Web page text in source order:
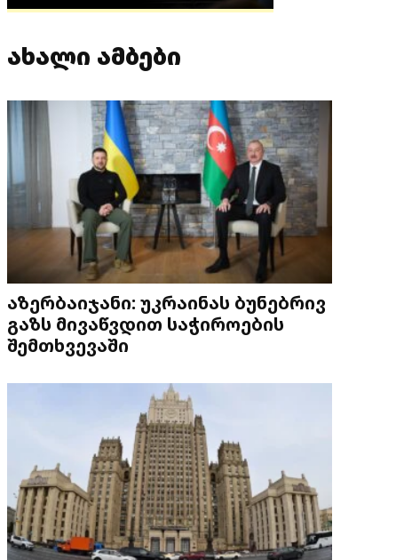
ახალი ამბები
აზერბაიჯანი: უკრაინას ბუნებრივ
გაზს მივაწვდით საჭიროების
შემთხვევაში